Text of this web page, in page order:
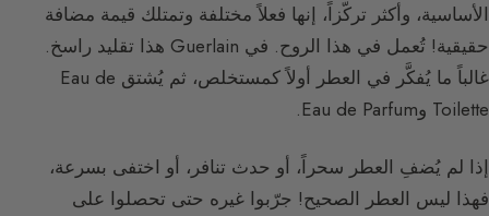
الأساسية، وأكثر تركّزاً، إنها فعلاً مختلفة وتمتلك قيمة مضافة
حقيقية! تُعمل في هذا الروح. في Guerlain هذا تقليد راسخ.
غالباً ما يُفكَّر في العطر أولاً كمستخلص، ثم يُشتق Eau de
Toilette وEau de Parfum.
إذا لم يُضفِ العطر سحراً، أو حدث تنافر، أو اختفى بسرعة،
فهذا ليس العطر الصحيح! جرّبوا غيره حتى تحصلوا على